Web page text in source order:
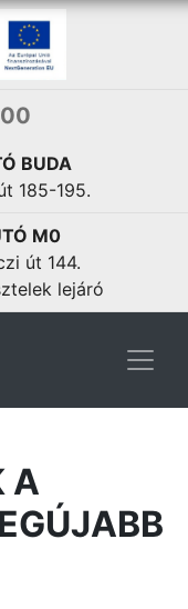
BUDA
185-195.
M0
út 144.
lejáró
A